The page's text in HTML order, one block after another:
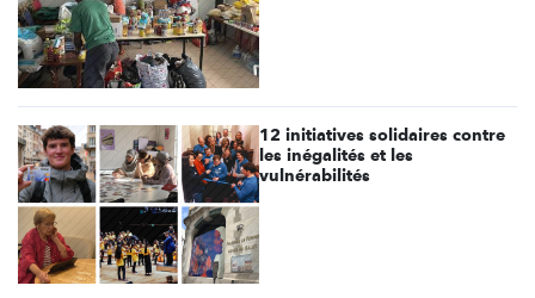
12 initiatives solidaires contre
les inégalités et les
vulnérabilités